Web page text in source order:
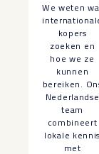
We weten
kopers
zoeken en
hoe we ze
kunnen
bereiken.
Nederlandse
team
combineert
lokale kennis
met